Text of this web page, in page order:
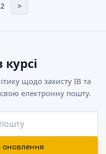
2 >
курсі
щодо захисту ІВ та
електронну пошту.
оновлення